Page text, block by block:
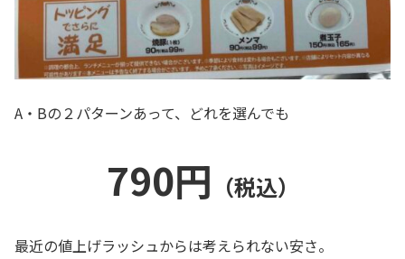
A・Bの２パターンあって、どれを選んでも
790円 （税込）
最近の値上げラッシュからは考えられない安さ。